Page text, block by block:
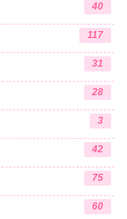
40
117
31
28
3
42
75
60